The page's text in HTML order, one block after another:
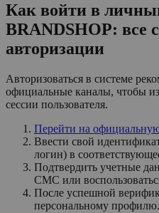
Как войти в
BRANDSHOP: все
авторизации
Авторизоваться в системе
официальные каналы, чтобы
сессии пользователя.
Перейти на
Ввести свой
логин) в
Подтвердить учетные
СМС или
После успешной
персональному профилю.